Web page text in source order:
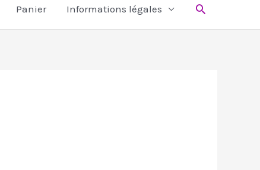
Panier Informations légales Rechercher